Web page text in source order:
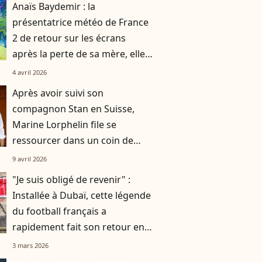
Anaïs Baydemir : la
présentatrice météo de France
2 de retour sur les écrans
après la perte de sa mère, elle
partage un message aux
4 avril 2026
Après avoir suivi son
compagnon Stan en Suisse,
Marine Lorphelin file se
ressourcer dans un coin de
France bien apprécié
9 avril 2026
"Je suis obligé de revenir" :
Installée à Dubaï, cette légende
du football français a
rapidement fait son retour en
France
3 mars 2026